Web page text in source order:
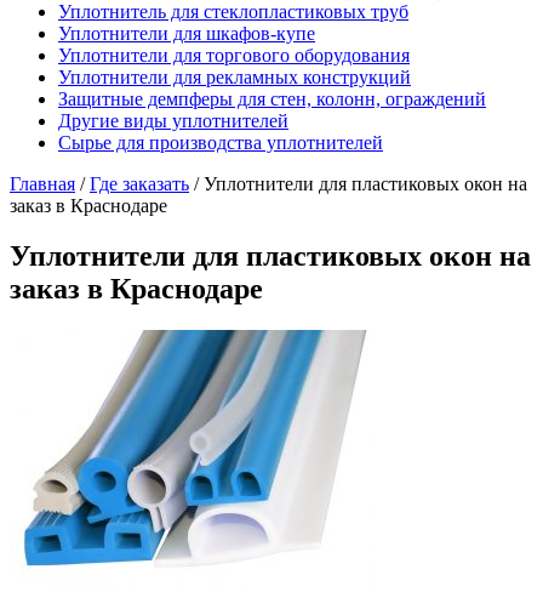
Уплотнитель для стеклопластиковых труб
Уплотнители для шкафов-купе
Уплотнители для торгового оборудования
Уплотнители для рекламных конструкций
Защитные демпферы для стен, колонн, ограждений
Другие виды уплотнителей
Сырье для производства уплотнителей
Главная /Где заказать /Уплотнители для пластиковых окон на
заказ в Краснодаре
Уплотнители для пластиковых окон на
заказ в Краснодаре